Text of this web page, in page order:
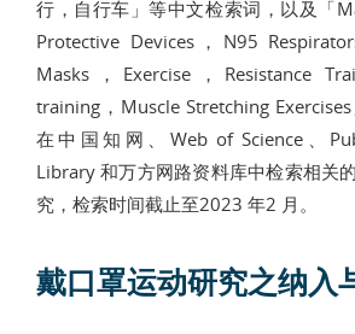
行，自行车」等中文检索词，以及「
Protective Devices，N95
Masks，Exercise，Resistance
training，Muscle Stretching
在中国知网、Web of Science、
Library 和万方网路资料库中检索相关
究，检索时间截止至2023 年2 月。
戴口罩运动研究之纳入